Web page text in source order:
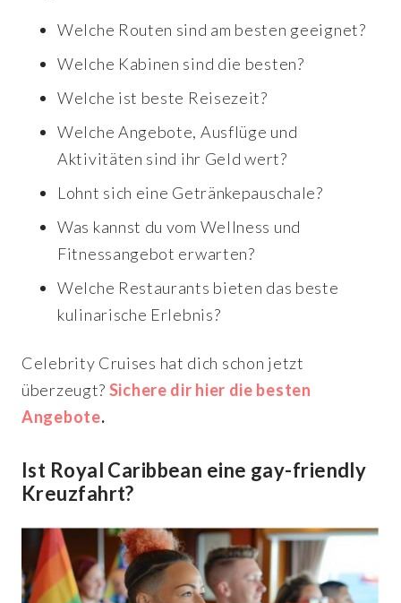
Welche Routen sind am besten geeignet?
Welche Kabinen sind die besten?
Welche ist beste Reisezeit?
Welche Angebote, Ausflüge und
Aktivitäten sind ihr Geld wert?
Lohnt sich eine Getränkepauschale?
Was kannst du vom Wellness und
Fitnessangebot erwarten?
Welche Restaurants bieten das beste
kulinarische Erlebnis?
Celebrity Cruises hat dich schon jetzt
überzeugt? Sichere dir hier die besten
Angebote.
Ist Royal Caribbean eine gay-friendly
Kreuzfahrt?